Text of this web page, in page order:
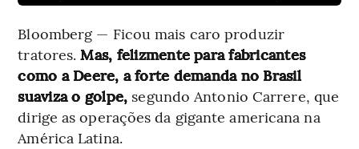
Bloomberg — Ficou mais caro produzir
tratores.Mas, felizmente para fabricantes
como a Deere, a forte demanda no Brasil
suaviza o golpe, segundo Antonio Carrere, que
dirige as operações da gigante americana na
América Latina.